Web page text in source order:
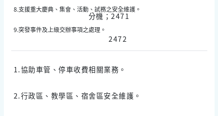
8.支援重大慶典、集會、活動、試務之安全維護。
9.突發事件及上級交辦事項之處理。
分機；2471
2472
1.協助車管、停車收費相關業務。
2.行政區、教學區、宿舍區安全維護。